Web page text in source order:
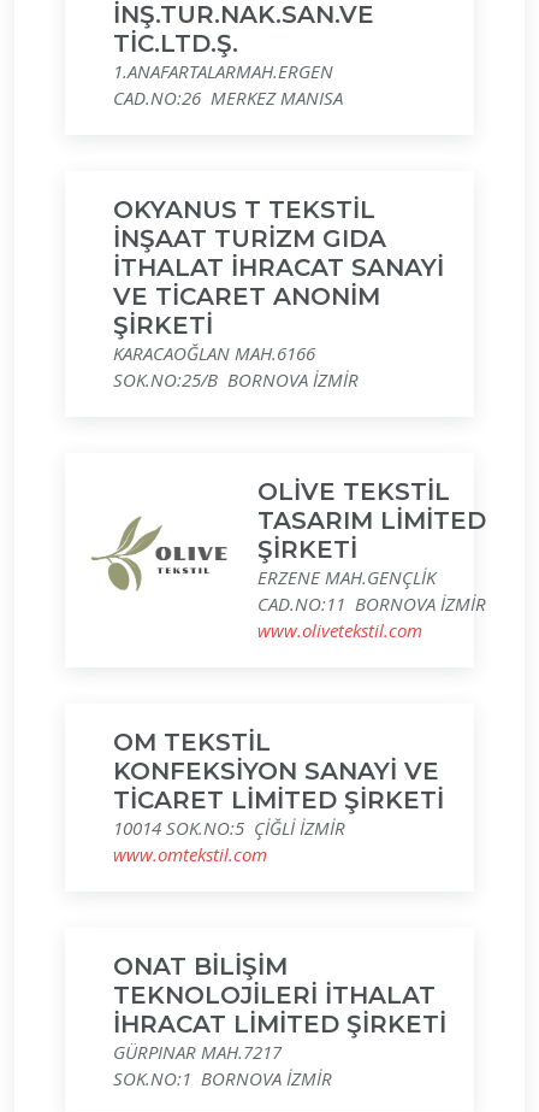
İNŞ.TUR.NAK.SAN.VE
TİC.LTD.Ş.
1.ANAFARTALARMAH.ERGEN
CAD.NO:26 MERKEZ MANISA
OKYANUS T TEKSTİL
İNŞAAT TURİZM GIDA
İTHALAT İHRACAT SANAYİ
VE TİCARET ANONİM
ŞİRKETİ
KARACAOĞLAN MAH.6166
SOK.NO:25/B BORNOVA İZMİR
OLİVE TEKSTİL
TASARIM LİMİTED
ŞİRKETİ
ERZENE MAH.GENÇLİK
CAD.NO:11 BORNOVA İZMİR
www.olivetekstil.com
OM TEKSTİL
KONFEKSİYON SANAYİ VE
TİCARET LİMİTED ŞİRKETİ
10014 SOK.NO:5 ÇİĞLİ İZMİR
www.omtekstil.com
ONAT BİLİŞİM
TEKNOLOJİLERİ İTHALAT
İHRACAT LİMİTED ŞİRKETİ
GÜRPINAR MAH.7217
SOK.NO:1 BORNOVA İZMİR